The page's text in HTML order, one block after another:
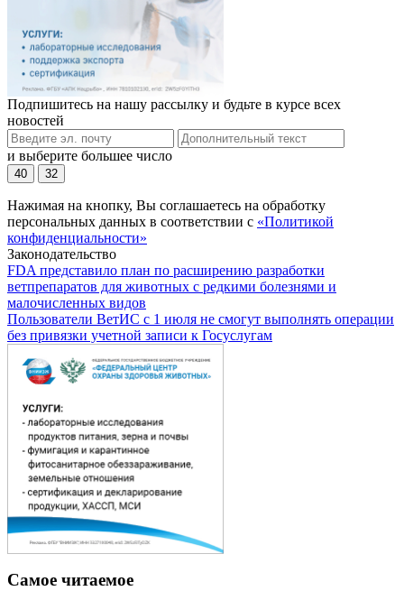
Подпишитесь на нашу рассылку и будьте в курсе всех
новостей
и выберите большее число
40 32
Нажимая на кнопку, Вы соглашаетесь на обработку
персональных данных в соответствии с «Политикой
конфиденциальности»
Законодательство
FDA представило план по расширению разработки
ветпрепаратов для животных с редкими болезнями и
малочисленных видов
Пользователи ВетИС с 1 июля не смогут выполнять операции
без привязки учетной записи к Госуслугам
Самое читаемое